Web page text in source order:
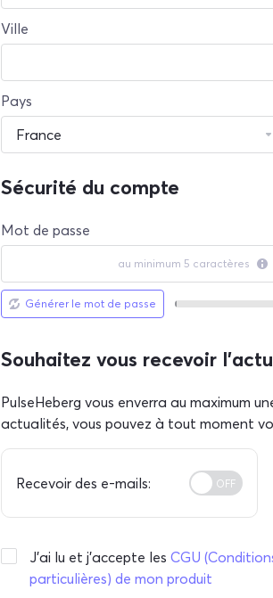
Ville
Pays
Sécurité du compte
Mot de passe
au minimum 5 caractères
Générer le mot de passe
New
Rating:
Souhaitez vous recevoir
PulseHeberg vous enverra au maximum
actualités, vous pouvez à tout moment
Recevoir des e-mails:
J'ai lu et j'accepte les CGU
particulières) de mon produit